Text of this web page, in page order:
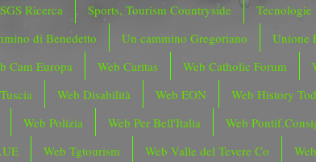
Ricerca Sports, Tourism Countryside
Tecnologie
di Benedetto Un cammino Gregoriano
Unione
Cam Europa Web Caritas Web Catholic Forum
Web Disabilità Web EON
Web History
Web Polizia Web Per Bell'Italia
Web
Web Tgtourism Web Valle del Tevere Co